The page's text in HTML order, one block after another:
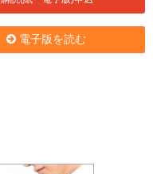
電子版を読む